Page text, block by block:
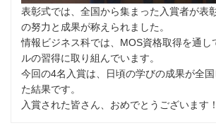
表彰式では、全国から集まった入賞者が表
の努力と成果が称えられました。
情報ビジネス科では、MOS資格取得を通し
ルの習得に取り組んでいます。
今回の4名入賞は、日頃の学びの成果が全
た結果です。
入賞された皆さん、おめでとうございます！